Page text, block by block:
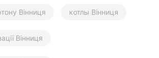
Вінниця котлы Вінниця
Вінниця